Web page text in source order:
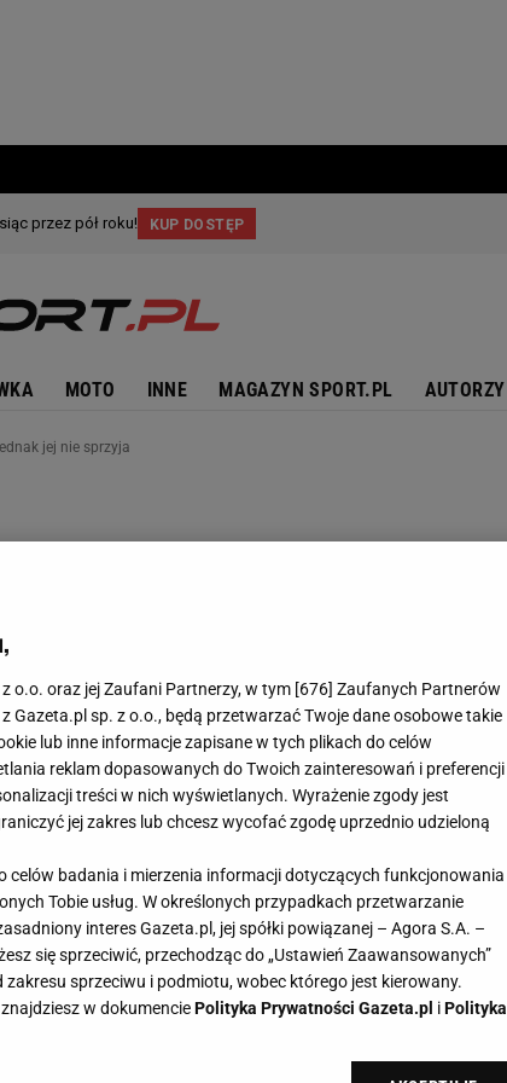
MOTO INNE MAGAZYN SPORT.PL AUTORZY
jej nie sprzyja
o.o. oraz jej Zaufani Partnerzy, w tym [676] Zaufanych Partnerów
Gazeta.pl sp. z o.o., będą przetwarzać Twoje dane osobowe takie
lub inne informacje zapisane w tych plikach do celów
reklam dopasowanych do Twoich zainteresowań i preferencji
treści w nich wyświetlanych. Wyrażenie zgody jest
jej zakres lub chcesz wycofać zgodę uprzednio udzieloną
celów badania i mierzenia informacji dotyczących funkcjonowania
Tobie usług. W określonych przypadkach przetwarzanie
interes Gazeta.pl, jej spółki powiązanej – Agora S.A. –
się sprzeciwić, przechodząc do „Ustawień Zaawansowanych”
sprzeciwu i podmiotu, wobec którego jest kierowany.
w dokumenciePolityka Prywatności Gazeta.pl iPolityka